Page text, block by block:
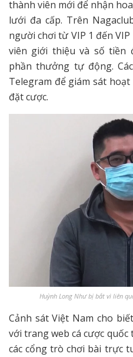
thành viên mới để nhận
lưới đa cấp. Trên
người chơi từ VIP 1 đến
viên giới thiệu và số tiền
phần thưởng tự động.
Telegram để giám sát
đặt cược.
Huỳnh Long Như bị bắt vì liên
Cảnh sát Việt Nam cho
với trang web cá cược
các cổng trò chơi bài trực